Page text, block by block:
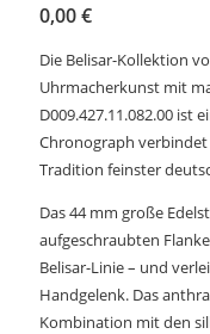
0,00€
Die Belisar-Kollektion
Uhrmacherkunst mit
D009.427.11.082.00 ist
Chronograph
Tradition feinster
Das 44 mm große
aufgeschraubten
Belisar-Linie – und
Handgelenk. Das
Kombination mit den